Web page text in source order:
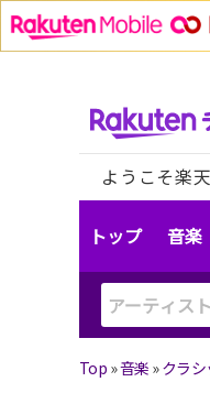
ようこそ楽
トップ 音楽
Top »音楽 »クラ